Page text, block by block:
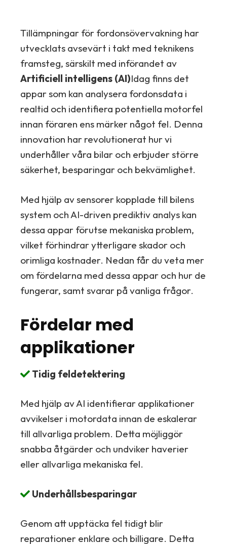
Tillämpningar för fordonsövervakning har
utvecklats avsevärt i takt med teknikens
framsteg, särskilt med införandet av
Artificiell intelligens (AI)Idag finns det
appar som kan analysera fordonsdata i
realtid och identifiera potentiella motorfel
innan föraren ens märker något fel. Denna
innovation har revolutionerat hur vi
underhåller våra bilar och erbjuder större
säkerhet, besparingar och bekvämlighet.
Med hjälp av sensorer kopplade till bilens
system och AI-driven prediktiv analys kan
dessa appar förutse mekaniska problem,
vilket förhindrar ytterligare skador och
orimliga kostnader. Nedan får du veta mer
om fördelarna med dessa appar och hur de
fungerar, samt svarar på vanliga frågor.
Fördelar med
applikationer
Tidig feldetektering
Med hjälp av AI identifierar applikationer
avvikelser i motordata innan de eskalerar
till allvarliga problem. Detta möjliggör
snabba åtgärder och undviker haverier
eller allvarliga mekaniska fel.
Underhållsbesparingar
Genom att upptäcka fel tidigt blir
reparationer enklare och billigare. Detta